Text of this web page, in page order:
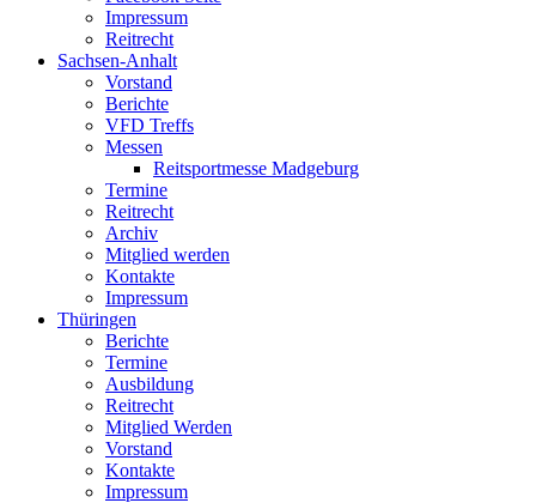
Impressum
Reitrecht
Sachsen-Anhalt
Vorstand
Berichte
VFD Treffs
Messen
Reitsportmesse Madgeburg
Termine
Reitrecht
Archiv
Mitglied werden
Kontakte
Impressum
Thüringen
Berichte
Termine
Ausbildung
Reitrecht
Mitglied Werden
Vorstand
Kontakte
Impressum